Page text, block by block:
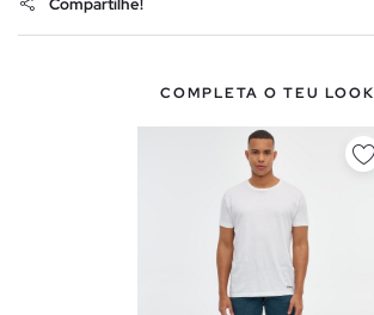
Compartilhe!
COMPLETA O TEU LOOK